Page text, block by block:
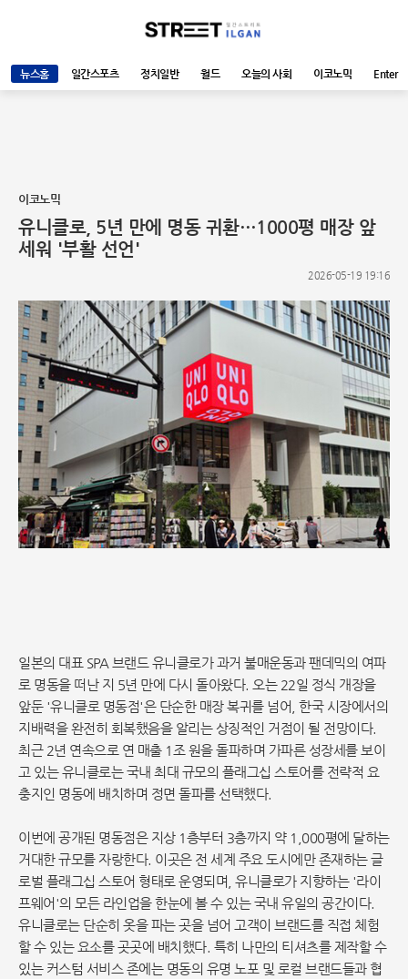
뉴스홈 일간스포츠 정치일반 월드 오늘의 사회 이코노믹 Enter
이코노믹
유니클로, 5년 만에 명동 귀환…1000평 매장 앞
세워 '부활 선언'
2026-05-19 19:16
일본의 대표 SPA 브랜드 유니클로가 과거 불매운동과 팬데믹의 여파
로 명동을 떠난 지 5년 만에 다시 돌아왔다. 오는 22일 정식 개장을
앞둔 '유니클로 명동점'은 단순한 매장 복귀를 넘어, 한국 시장에서의
지배력을 완전히 회복했음을 알리는 상징적인 거점이 될 전망이다.
최근 2년 연속으로 연 매출 1조 원을 돌파하며 가파른 성장세를 보이
고 있는 유니클로는 국내 최대 규모의 플래그십 스토어를 전략적 요
충지인 명동에 배치하며 정면 돌파를 선택했다.
이번에 공개된 명동점은 지상 1층부터 3층까지 약 1,000평에 달하는
거대한 규모를 자랑한다. 이곳은 전 세계 주요 도시에만 존재하는 글
로벌 플래그십 스토어 형태로 운영되며, 유니클로가 지향하는 '라이
프웨어'의 모든 라인업을 한눈에 볼 수 있는 국내 유일의 공간이다.
유니클로는 단순히 옷을 파는 곳을 넘어 고객이 브랜드를 직접 체험
할 수 있는 요소를 곳곳에 배치했다. 특히 나만의 티셔츠를 제작할 수
있는 커스텀 서비스 존에는 명동의 유명 노포 및 로컬 브랜드들과 협